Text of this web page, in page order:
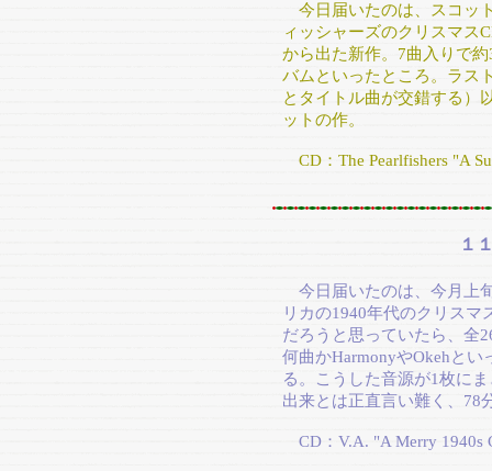
今日届いたのは、スコッ
ィッシャーズのクリスマス
から出た新作。7曲入りで
バムといったところ。ラス
とタイトル曲が交錯する）
ットの作。
CD：The Pearlfishers "A
１
今日届いたのは、今月上
リカの1940年代のクリス
だろうと思っていたら、全
何曲かHarmonyやOkehと
る。こうした音源が1枚に
出来とは正直言い難く、78
CD：V.A. "A Merry 1940s